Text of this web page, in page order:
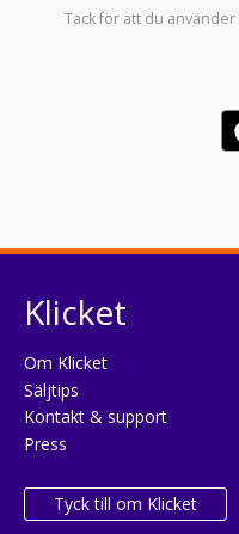
Tack för att du använder
Klicket
Om Klicket
Säljtips
Kontakt & support
Press
Tyck till om Klicket